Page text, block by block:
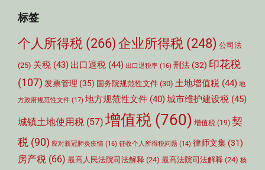
标签
个人所得税 (266) 企业所得税 (248) 公司法
(25) 关税 (43) 出口退税 (44) 出口退税率 (16) 刑法 (32) 印花税
(107) 发票管理 (35) 国务院规范性文件 (30) 土地增值税 (44) 地
方政府规范性文件 (17) 地方规范性文件 (40)城市维护建设税 (45)
城镇土地使用税 (57) 增值税 (760) 增值税 (19) 契
税 (90) 应对新冠肺炎疫情 (16) 征收个人所得税问题 (14) 律师文集 (31)
房产税 (66) 最高人民法院司法解释 (24) 最高法院司法解释 (24) 杨